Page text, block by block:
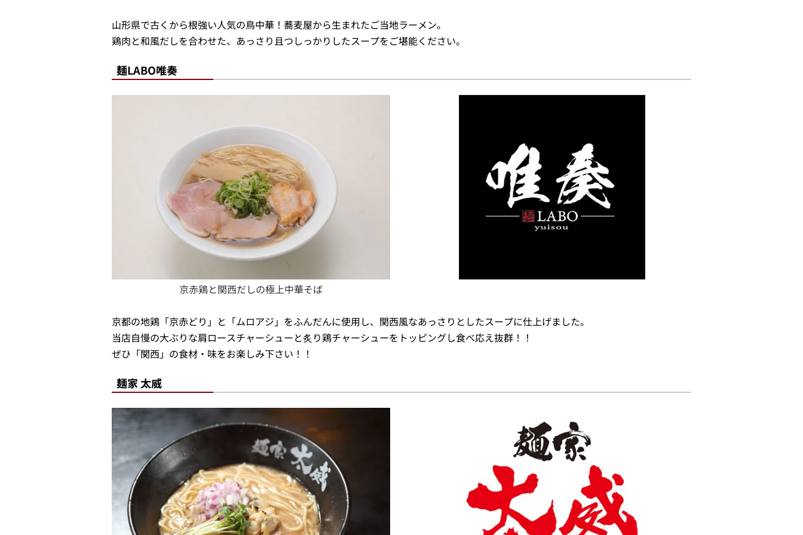
山形県で古くから根強い人気の鳥中華！蕎麦屋から生まれたご当地ラーメン。
鶏肉と和風だしを合わせた、あっさり且つしっかりしたスープをご堪能ください。
麺LABO唯奏
京赤鶏と関西だしの極上中華そば
京都の地鶏「京赤どり」と「ムロアジ」をふんだんに使用し、関西風なあっさりとしたスープに仕上げました。
当店自慢の大ぶりな肩ロースチャーシューと炙り鶏チャーシューをトッピングし食べ応え抜群！！
ぜひ「関西」の食材・味をお楽しみ下さい！！
麺家 太威